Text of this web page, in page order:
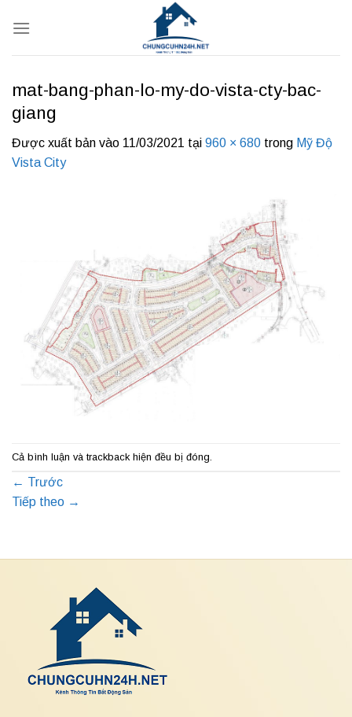
qua
mat-bang-phan-lo-my-do-vista-cty-bac-
giang
Được xuất bản vào 11/03/2021 tại 960 × 680 trong Mỹ Độ
Vista City
Cả bình luận và trackback hiện đều bị đóng.
← Trước
Tiếp theo →